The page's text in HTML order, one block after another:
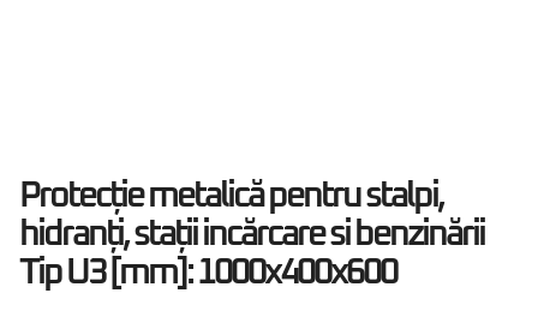
Protecție metalică pentru stalpi,
hidranți, stații incărcare si benzinării
Tip U3 [mm]: 1000x400x600